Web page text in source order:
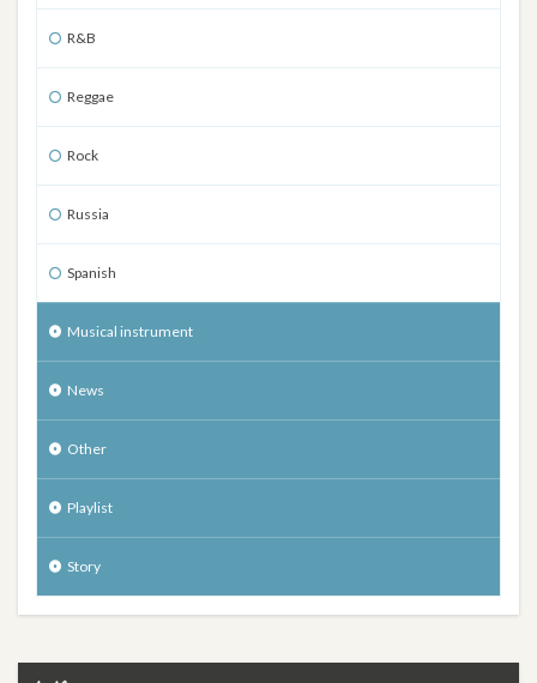
R&B
Reggae
Rock
Russia
Spanish
Musical instrument
News
Other
Playlist
Story